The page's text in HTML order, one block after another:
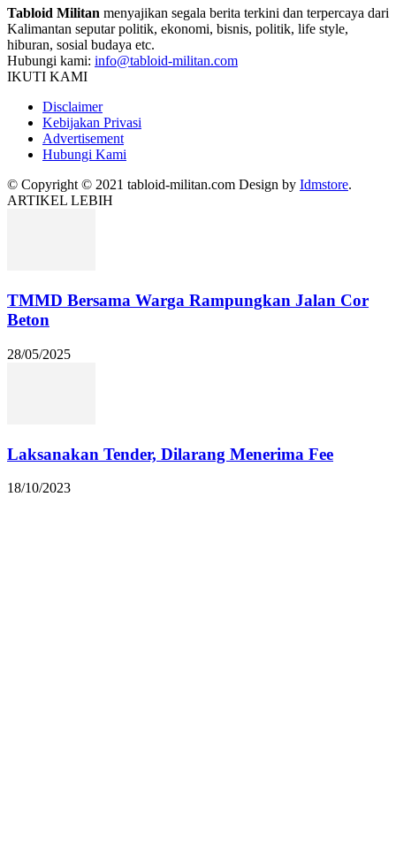
Tabloid Militan menyajikan segala berita terkini dan terpercaya dari
Kalimantan seputar politik, ekonomi, bisnis, politik, life style,
hiburan, sosial budaya etc.
Hubungi kami: info@tabloid-militan.com
IKUTI KAMI
Disclaimer
Kebijakan Privasi
Advertisement
Hubungi Kami
© Copyright © 2021 tabloid-militan.com Design by Idmstore.
ARTIKEL LEBIH
TMMD Bersama Warga Rampungkan Jalan Cor
Beton
28/05/2025
Laksanakan Tender, Dilarang Menerima Fee
18/10/2023